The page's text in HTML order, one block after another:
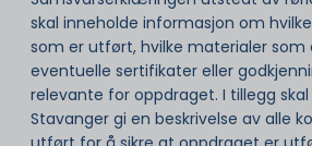
skal inneholde informasjon om
som er utført, hvilke materialer som
eventuelle sertifikater eller
relevante for oppdraget. I tillegg
Stavanger gi en beskrivelse av alle